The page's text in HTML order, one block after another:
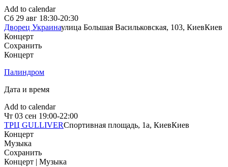
Add to calendar
Сб 29 авг 18:30-20:30
Дворец Украинаулица Большая Васильковская, 103, КиевКиев
Концерт
Сохранить
Концерт
Палиндром
Дата и время
Add to calendar
Чт 03 сен 19:00-22:00
ТРЦ GULLIVERСпортивная площадь, 1a, КиевКиев
Концерт
Музыка
Сохранить
Концерт | Музыка